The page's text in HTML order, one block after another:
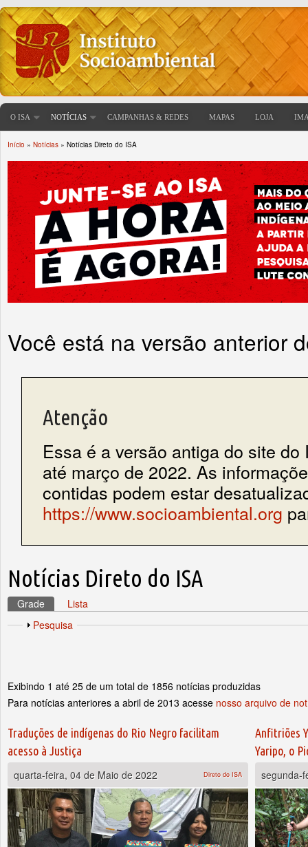
O ISA NOTÍCIAS CAMPANHAS & REDES MAPAS LOJA
Início » Notícias » Notícias Direto do ISA
Você está na versão anterior
Atenção
Essa é a versão antiga do site do
até março de 2022. As
contidas podem estar
https://www.socioambiental.org
Notícias Direto do ISA
Abas primárias
Grade (aba ativa)
Lista
Exibir
Pesquisa
Exibindo 1 até 25 de um total de 1856 notícias produzidas
Para notícias anteriores a abril de 2013 acesse nosso arquivo de
Traduções de indígenas do Rio Negro facilitam
acesso à Justiça
quarta-feira, 04 de Maio de 2022
Direto do ISA
Anfitriões
Yaripo, o
segunda-
Páginas